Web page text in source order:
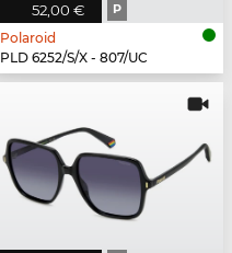
52,00 € P
Polaroid
PLD 6252/S/X - 807/UC